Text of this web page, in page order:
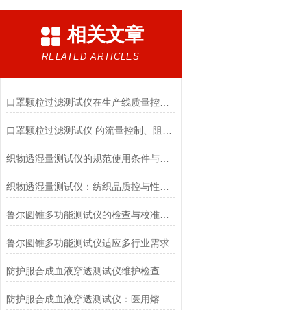
相关文章
RELATED ARTICLES
口罩颗粒过滤测试仪在生产线质量控制与研发筛选中的实战价值
织物透湿量测试仪的规范使用条件与数据保障前提
鲁尔圆锥多功能测试仪的检查与校准流程
鲁尔圆锥多功能测试仪适应多行业需求